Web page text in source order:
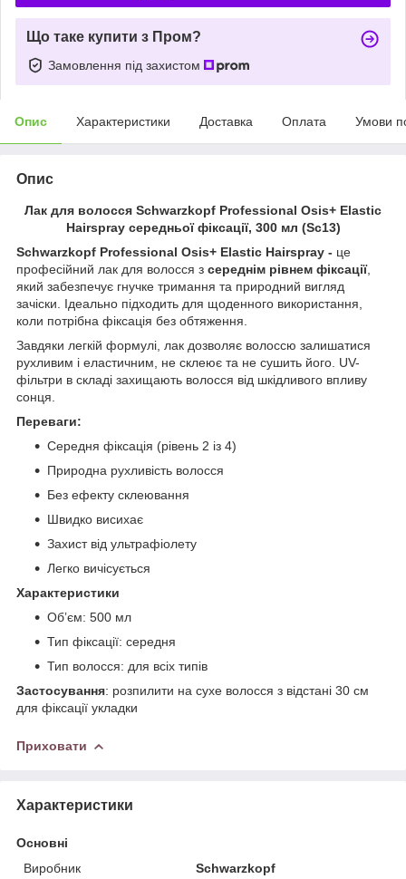
Що таке купити з Пром?
Замовлення під захистом
Опис Характеристики Доставка Оплата Умови
Опис
Лак для волосся Schwarzkopf Professional Osis+ Elastic
Hairspray середньої фіксації, 300 мл (Sc13)
Schwarzkopf Professional Osis+ Elastic Hairspray - це
професійний лак для волосся з середнім рівнем фіксації,
який забезпечує гнучке тримання та природний вигляд
зачіски. Ідеально підходить для щоденного використання,
коли потрібна фіксація без обтяження.
Завдяки легкій формулі, лак дозволяє волоссю залишатися
рухливим і еластичним, не склеює та не сушить його. UV-
фільтри в складі захищають волосся від шкідливого впливу
сонця.
Переваги:
Середня фіксація (рівень 2 із 4)
Природна рухливість волосся
Без ефекту склеювання
Швидко висихає
Захист від ультрафіолету
Легко вичісується
Характеристики
Обʼєм: 500 мл
Тип фіксації: середня
Тип волосся: для всіх типів
Застосування: розпилити на сухе волосся з відстані 30 см
для фіксації укладки
Приховати
Характеристики
Основні
Виробник
Schwarzkopf